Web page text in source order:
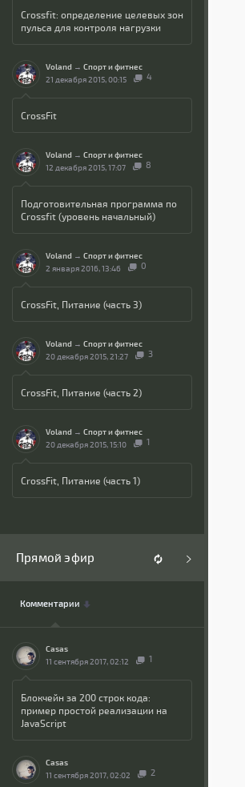
Crossfit: определение целевых зон
пульса для контроля нагрузки
Voland → Спорт и фитнес
21 декабря 2015, 00:15
4
CrossFit
Voland → Спорт и фитнес
12 декабря 2015, 17:07
8
Подготовительная программа по
Crossfit (уровень начальный)
Voland → Спорт и фитнес
2 января 2016, 13:46
0
CrossFit, Питание (часть 3)
Voland → Спорт и фитнес
20 декабря 2015, 21:27
3
CrossFit, Питание (часть 2)
Voland → Спорт и фитнес
20 декабря 2015, 15:10
1
CrossFit, Питание (часть 1)
Прямой эфир
Комментарии
Casas
11 сентября 2017, 02:12
1
Блокчейн за 200 строк кода:
пример простой реализации на
JavaScript
Casas
11 сентября 2017, 02:02
2